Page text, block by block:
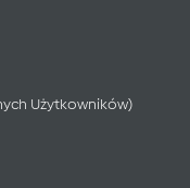
Użytkowników)